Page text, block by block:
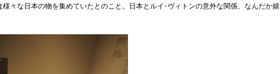
様々な日本の物を集めていたとのこと。日本とルイ･ヴィトンの意外な関係、なんだか嬉